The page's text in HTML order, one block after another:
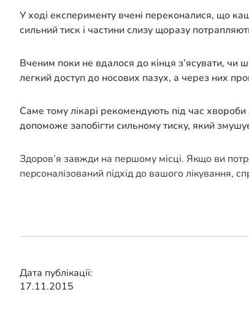
У ході експерименту вчені переконалися, що
сильний тиск і частини слизу щоразу
Вченим поки не вдалося до кінця з’ясувати, чи
легкий доступ до носових пазух, а через них
Саме тому лікарі рекомендують під час
допоможе запобігти сильному тиску, який
Здоров’я завжди на першому місці. Якщо ви
персоналізований підхід до вашого лікування,
Дата публікації:
17.11.2015